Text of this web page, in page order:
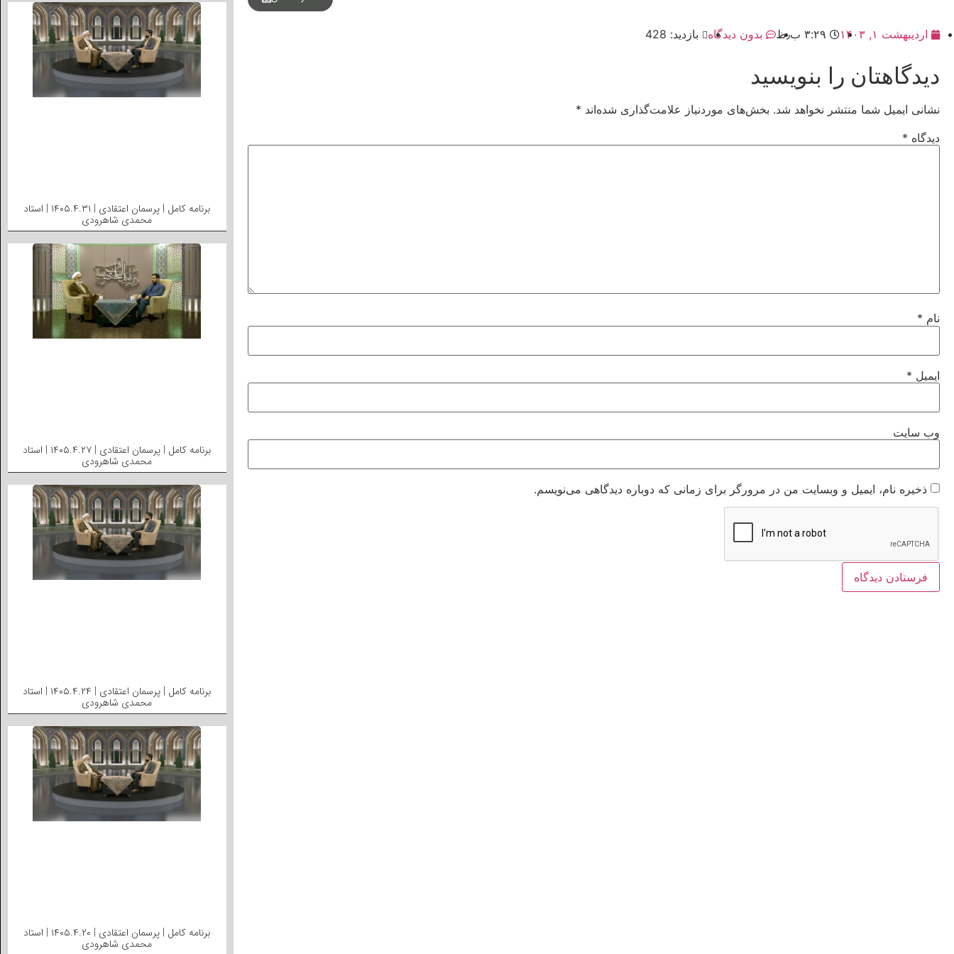
اردیبهشت ۱, ۱۴۰۳ ۳:۲۹ ب٫ظ بدون دیدگاه بازدید: 428
دیدگاهتان را بنویسید
نشانی ایمیل شما منتشر نخواهد شد. بخش‌های موردنیاز علامت‌گذاری شده‌اند *
دیدگاه *
نام *
ایمیل *
وب‌ سایت
ذخیره نام، ایمیل و وبسایت من در مرورگر برای زمانی که دوباره دیدگاهی می‌نویسم.
برنامه کامل | پرسمان اعتقادی | ۱۴۰۵.۴.۳۱ | استاد
محمدی شاهرودی
برنامه کامل | پرسمان اعتقادی | ۱۴۰۵.۴.۲۷ | استاد
محمدی شاهرودی
برنامه کامل | پرسمان اعتقادی | ۱۴۰۵.۴.۲۴ | استاد
محمدی شاهرودی
برنامه کامل | پرسمان اعتقادی | ۱۴۰۵.۴.۲۰ | استاد
محمدی شاهرودی